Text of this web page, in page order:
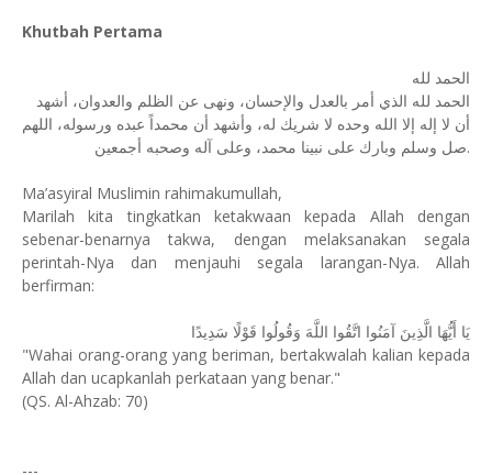
Khutbah Pertama
الحمد لله
الحمد لله الذي أمر بالعدل والإحسان، ونهى عن الظلم والعدوان، أشهد
أن لا إله إلا الله وحده لا شريك له، وأشهد أن محمداً عبده ورسوله، اللهم
صل وسلم وبارك على نبينا محمد، وعلى آله وصحبه أجمعين.
Ma’asyiral Muslimin rahimakumullah,
Marilah kita tingkatkan ketakwaan kepada Allah dengan
sebenar-benarnya takwa, dengan melaksanakan segala
perintah-Nya dan menjauhi segala larangan-Nya. Allah
berfirman:
يَا أَيُّهَا الَّذِينَ آمَنُوا اتَّقُوا اللَّهَ وَقُولُوا قَوْلًا سَدِيدًا
"Wahai orang-orang yang beriman, bertakwalah kalian kepada
Allah dan ucapkanlah perkataan yang benar."
(QS. Al-Ahzab: 70)
---